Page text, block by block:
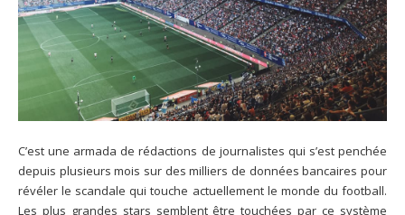
C’est une armada de rédactions de journalistes qui s’est penchée
depuis plusieurs mois sur des milliers de données bancaires pour
révéler le scandale qui touche actuellement le monde du football.
Les plus grandes stars semblent être touchées par ce système